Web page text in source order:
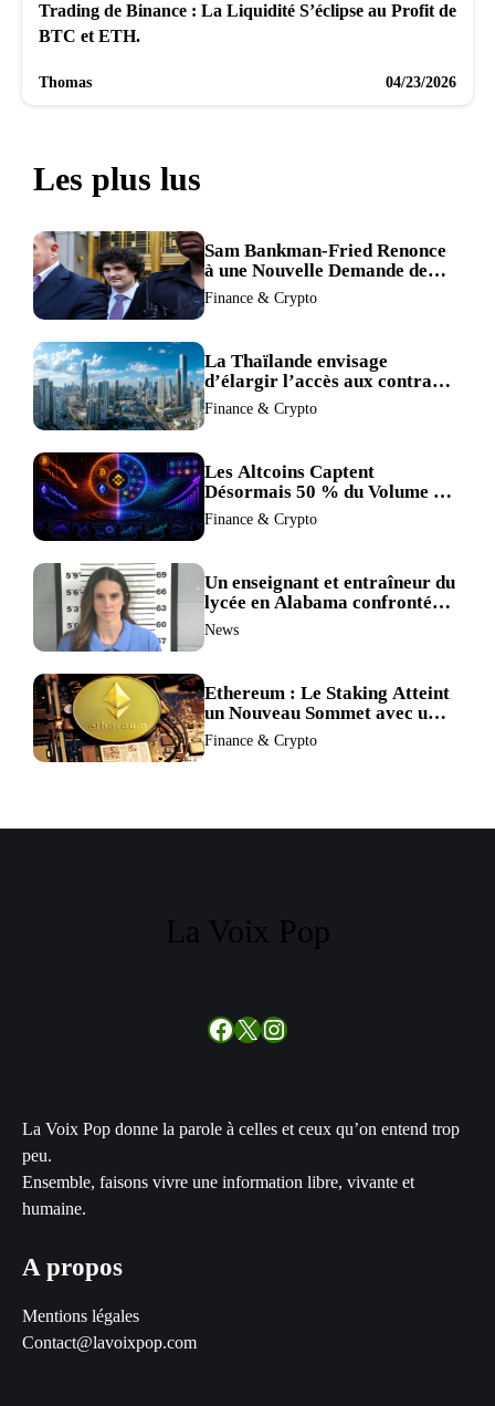
Trading de Binance : La Liquidité S’éclipse au Profit de
BTC et ETH.
Thomas 04/23/2026
Les plus lus
Sam Bankman-Fried Renonce
à une Nouvelle Demande de
Procès, Intensifiant la
Pression pour la Récusation
Finance & Crypto
La Thaïlande envisage
d’élargir l’accès aux contrats
à terme crypto dans une
refonte de sa réglementation.
Finance & Crypto
Les Altcoins Captent
Désormais 50 % du Volume de
Trading de Binance : La
Liquidité S’éclipse au Profit de
Finance & Crypto
Un enseignant et entraîneur du
lycée en Alabama confronté
au divorce après avoir été
News
Ethereum : Le Staking Atteint
un Nouveau Sommet avec un
Verrouillage Accru des ETH
Finance & Crypto
La Voix Pop
Facebook
X Instagram
La Voix Pop donne la parole à celles et ceux qu’on entend trop
peu.
Ensemble, faisons vivre une information libre, vivante et
humaine.
A propos
Mentions légales
Contact@lavoixpop.com